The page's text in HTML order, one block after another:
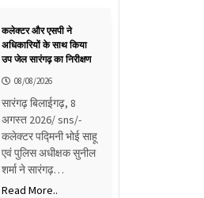
कलेक्टर और एसपी ने
अधिकारियों के साथ किया
उप जेल सारंगढ़ का निरीक्षण
08/08/2026
सारंगढ़ बिलाईगढ़, 8
अगस्त 2026/ sns/-
कलेक्टर पद्मिनी भोई साहू
एवं पुलिस अधीक्षक सुनील
शर्मा ने सारंगढ़…
Read More..